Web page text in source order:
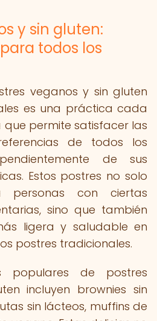
y sin gluten:
todos los
veganos y sin gluten
es una práctica cada
que permite satisfacer las
de todos los
de sus
Estos postres no solo
con ciertas
sino que también
ligera y saludable en
postres tradicionales.
populares de postres
incluyen brownies sin
sin lácteos, muffins de